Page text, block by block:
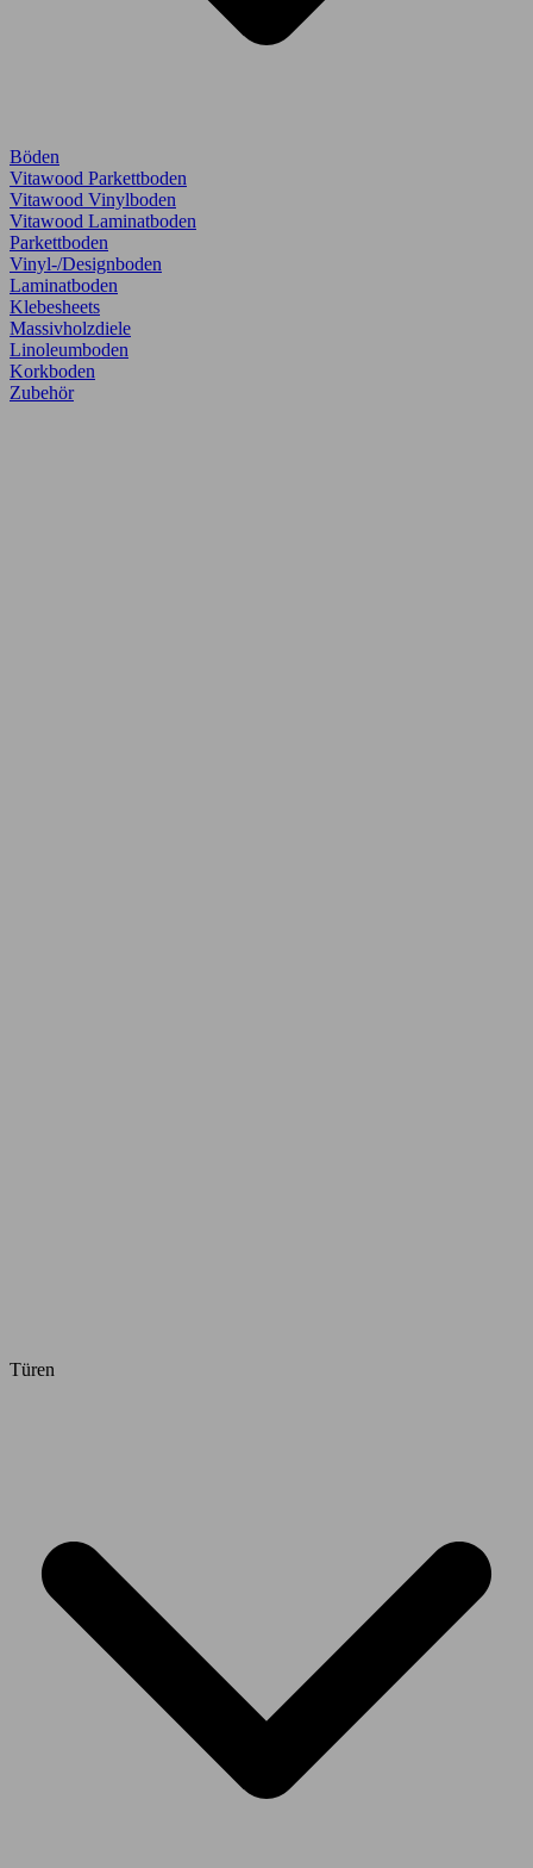
Böden
Vitawood Parkettboden
Vitawood Vinylboden
Vitawood Laminatboden
Parkettboden
Vinyl-/Designboden
Laminatboden
Klebesheets
Massivholzdiele
Linoleumboden
Korkboden
Zubehör
Türen